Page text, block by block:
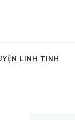
LINH TINH